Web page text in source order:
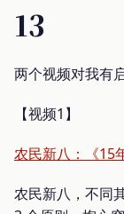
13
两个视频对我有
【视频1】
农民新八：《15
农民新八，不同